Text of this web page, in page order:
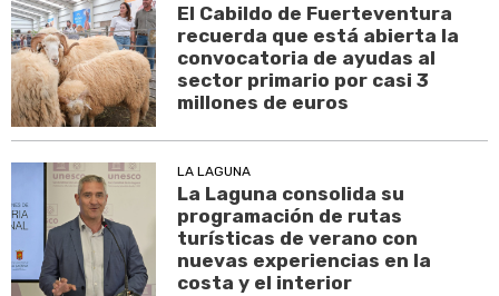
El Cabildo de Fuerteventura
recuerda que está abierta la
convocatoria de ayudas al
sector primario por casi 3
millones de euros
LA LAGUNA
La Laguna consolida su
programación de rutas
turísticas de verano con
nuevas experiencias en la
costa y el interior